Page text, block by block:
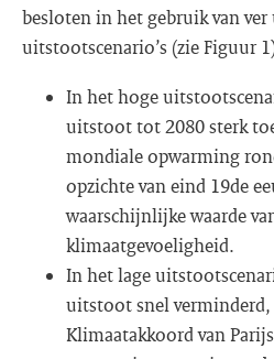
besloten in het gebruik van
uitstootscenario’s (zie Figuur
In het hoge
uitstoot tot 2080 sterk
mondiale opwarming
opzichte van eind 19de
waarschijnlijke waarde
klimaatgevoeligheid.
In het lage
uitstoot snel
Klimaatakkoord van